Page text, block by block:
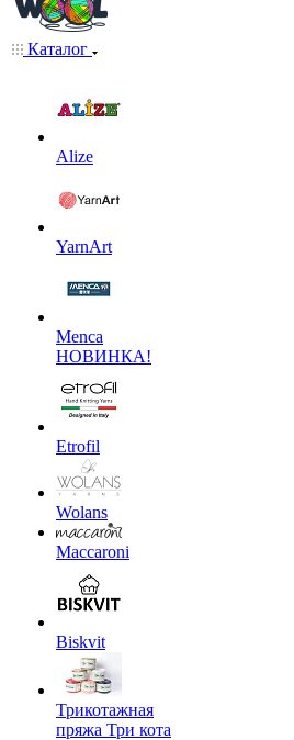
Каталог
Alize
YarnArt
Menca
НОВИНКА!
Etrofil
Wolans
Maccaroni
Biskvit
Трикотажная
пряжа Три кота